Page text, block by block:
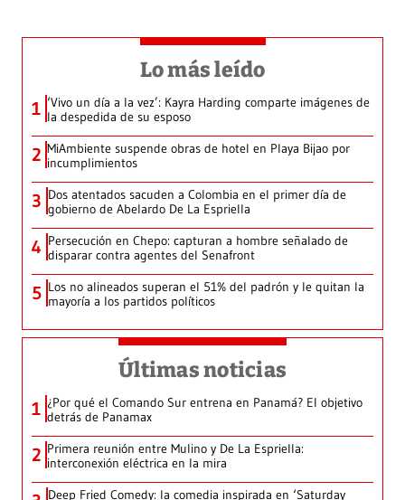
Lo más leído
1 ‘Vivo un día a la vez’: Kayra Harding comparte imágenes de
la despedida de su esposo
2 MiAmbiente suspende obras de hotel en Playa Bijao por
incumplimientos
3 Dos atentados sacuden a Colombia en el primer día de
gobierno de Abelardo De La Espriella
4 Persecución en Chepo: capturan a hombre señalado de
disparar contra agentes del Senafront
5 Los no alineados superan el 51% del padrón y le quitan la
mayoría a los partidos políticos
Últimas noticias
1 ¿Por qué el Comando Sur entrena en Panamá? El objetivo
detrás de Panamax
2 Primera reunión entre Mulino y De La Espriella:
interconexión eléctrica en la mira
Deep Fried Comedy: la comedia inspirada en ‘Saturday